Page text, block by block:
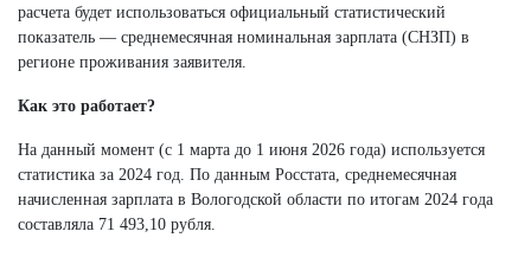
расчета будет использоваться официальный статистический
показатель — среднемесячная номинальная зарплата (СНЗП) в
регионе проживания заявителя.
Как это работает?
На данный момент (с 1 марта до 1 июня 2026 года) используется
статистика за 2024 год. По данным Росстата, среднемесячная
начисленная зарплата в Вологодской области по итогам 2024 года
составляла 71 493,10 рубля.